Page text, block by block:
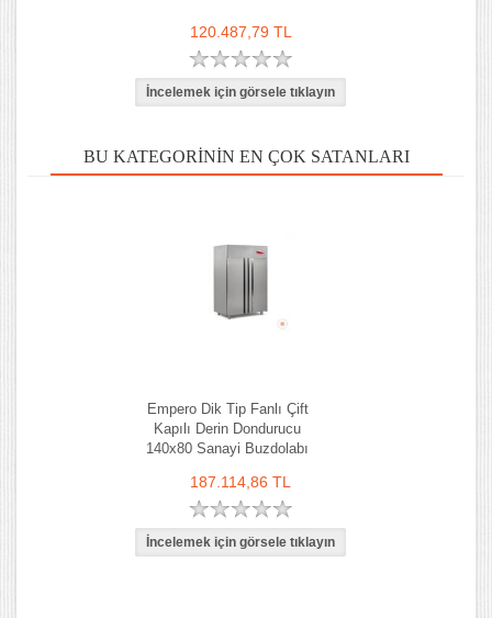
120.487,79 TL
BU KATEGORININ EN ÇOK SATANLARI
Empero Dik Tip Fanlı Çift
Kapılı Derin Dondurucu
140x80 Sanayi Buzdolabı
187.114,86 TL